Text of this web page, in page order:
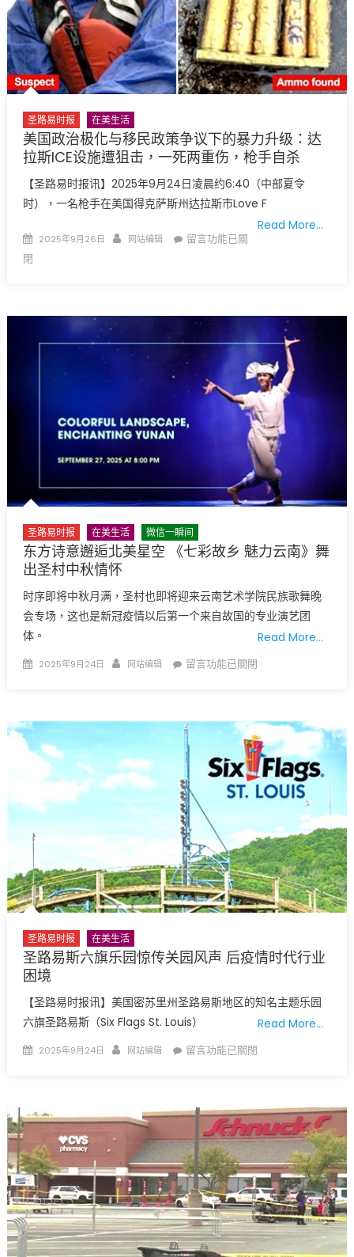
国
际
空
间
站
将
越
圣
易
斯
空，
类
索
空
震
丽〉
圣路易时报 在美生活
美国政治极化与移民政策争议下的暴力升级：达
拉斯ICE设施遭狙击，一死两重伤，枪手自杀
【圣路易时报讯】2025年9月24日凌晨约6:40（中部夏令
时），一名枪手在美国得克萨斯州达拉斯市Love F
Read More…
Posted
2025年9月26日 Author
网站编辑
在
化
与
政
下
的
暴
力
达
拉
ICE
狙
击，
一
死
两
重
伤，
枪
手
自
杀〉
留言功能已關
閉
圣路易时报 在美生活 微信一瞬间
东方诗意邂逅北美星空 《七彩故乡 魅力云南》舞
出圣村中秋情怀
时序即将中秋月满，圣村也即将迎来云南艺术学院民族歌舞晚
会专场，这也是新冠疫情以后第一个来自故国的专业演艺团
体。
Read More…
Posted
2025年9月24日 Author
网站编辑
在
意
邂
逅
北
美
星
空
《七
彩
故
乡
力
舞
出
圣
情
怀〉
中
留言功能已關閉
圣路易时报 在美生活
圣路易斯六旗乐园惊传关园风声 后疫情时代行业
困境
【圣路易时报讯】美国密苏里州圣路易斯地区的知名主题乐园
六旗圣路易斯（Six Flags St. Louis）
Read More…
Posted
2025年9月24日 Author
网站编辑
在
斯
六
旗
乐
园
惊
传
关
留言功能已關閉